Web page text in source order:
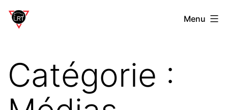
Aller
Laverdière
Menu
Catégorie :